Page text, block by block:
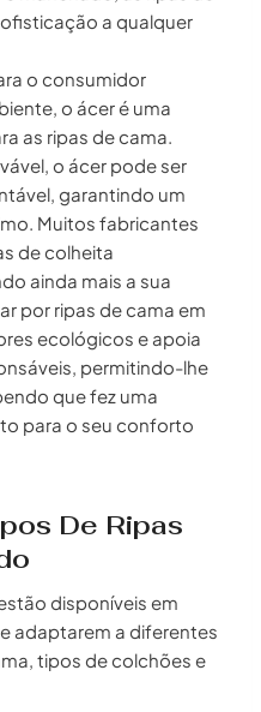
a qualquer
o consumidor
o ácer é uma
as ripas de cama.
o ácer pode ser
garantindo um
Muitos fabricantes
de colheita
ainda mais a sua
por ripas de cama em
ecológicos e apoia
permitindo-lhe
que fez uma
para o seu conforto
De Ripas
disponíveis em
adaptarem a diferentes
tipos de colchões e